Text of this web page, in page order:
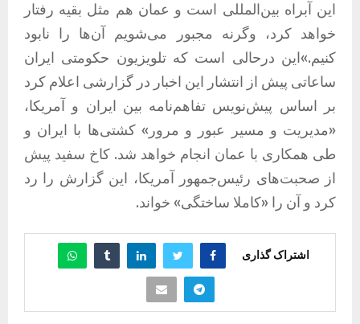
این آبراه بین‌المللی است و عمان هم مثل بقیه رفتار
خواهد کرد، وگرنه مجبور می‌شویم آن‌ها را نابود
کنیم.»این درحالی است که تلویزیون حکومتی ایران
ساعاتی پیش از انتشار این اخبار در گزارشی اعلام کرد
بر اساس پیش‌نویس تفاهم‌نامه بین ایران و آمریکا،
«مدیریت و مسیر عبور و مرور» کشتی‌ها با ایران و
طی همکاری با عمان انجام خواهد شد. کاخ سفید پیش
از صحبت‌های رئیس‌جمهور آمریکا، این گزارش را رد
کرد و آن را «کاملا ساختگی» خواند.
اشتراک گذاری